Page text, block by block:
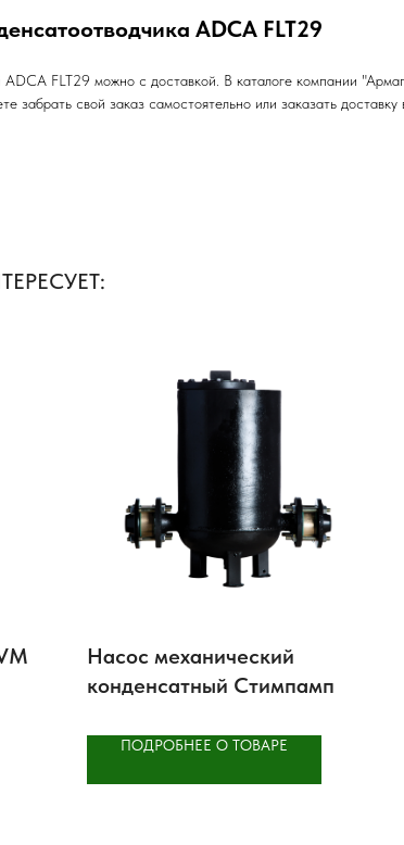
ADCA FLT29
ADCA FLT29 можно с доставкой. В каталоге компании
забрать свой заказ самостоятельно или заказать доставку
Насос механический
конденсатный Стимпамп
ПОДРОБНЕЕ О ТОВАРЕ